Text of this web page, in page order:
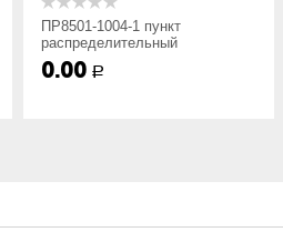
IP54, ввод
ПР8501-1004-1 пункт
распределительный
0.00 Р